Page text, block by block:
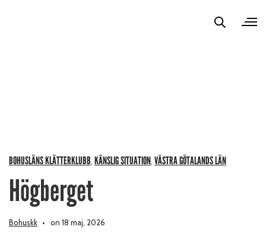
BOHUSLÄNS KLÄTTERKLUBB KÄNSLIG SITUATION VÄSTRA GÖTALANDS LÄN
Högberget
Bohuskk on 18 maj, 2026